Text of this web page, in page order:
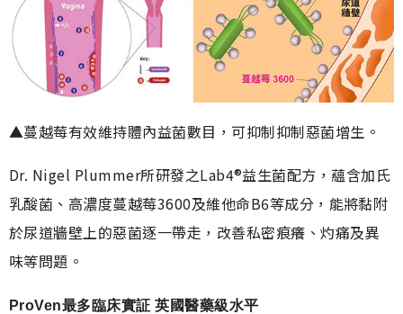
▲蔓越莓有效維持體內益菌數目，可抑制抑制惡菌增生。
Dr. Nigel Plummer所研發之Lab4®益生菌配方，蘊含加氏
乳酸菌、高濃度蔓越莓3600及維他命B6等成分，能將黏附
於尿道牆壁上的惡菌逐一帶走，改善私密痕癢、灼痛及異
味等問題。
ProVen最多臨床實証 英國醫藥級水平